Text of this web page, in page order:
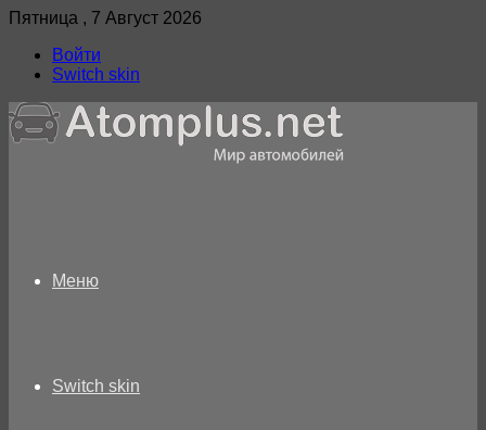
Пятница , 7 Август 2026
Войти
Switch skin
Меню
Switch skin